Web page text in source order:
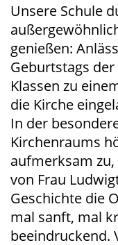
Unsere Schule
genießen:
Geburtstags
Klassen zu
die Kirche
In der
Kirchenraums
aufmerksam
von Frau
Geschichte die
mal sanft, mal
beeindruckend.